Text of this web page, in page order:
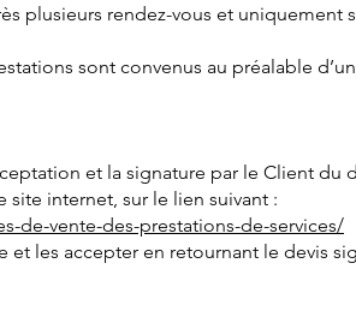
plusieurs rendez-vous et uniquement
sont convenus au préalable
et la signature par le Client du
internet, sur le lien suivant :
de-vente-des-prestations-de-services/
et les accepter en retournant le devis